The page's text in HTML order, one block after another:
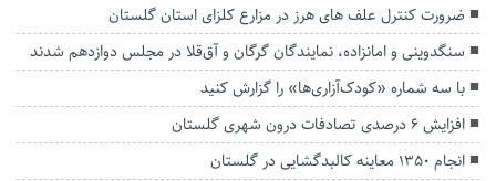
ضرورت کنترل علف های هرز در مزارع کلزای استان گلستان
سنگدوینی و امانزاده، نمایندگان گرگان و آق‌قلا در مجلس دوازدهم شدند
با سه شماره «کودک‌آزاری‌ها» را گزارش کنید
افزایش ۶ درصدی تصادفات درون شهری گلستان
انجام ۱۳۵۰ معاینه کالبدگشایی در گلستان